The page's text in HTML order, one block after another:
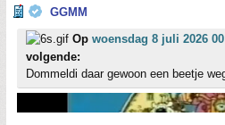
GGMM
Op woensdag 8 juli 2026
volgende:
Dommeldi daar gewoon een beetje